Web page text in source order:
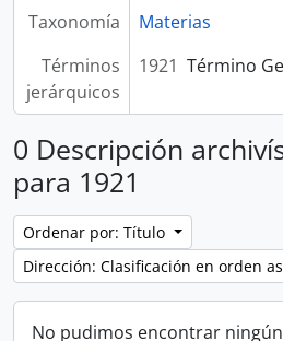
Taxonomía
Materias
Términos
jerárquicos
1921 Término
0 Descripción
para 1921
Ordenar por: Título
Dirección: Clasificación en orden
No pudimos encontrar